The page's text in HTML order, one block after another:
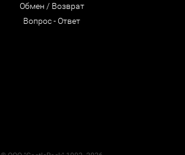
Обмен / Возврат
Вопрос - Ответ